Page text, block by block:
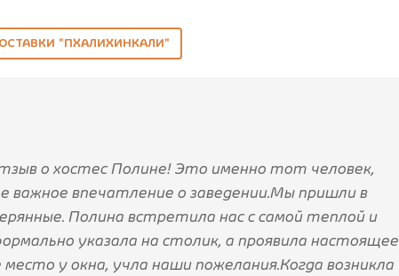
"ПХАЛИХИНКАЛИ"
о хостес Полине! Это именно тот человек,
важное впечатление о заведении.Мы пришли в
Полина встретила нас с самой теплой и
указала на столик, а проявила настоящее
у окна, учла наши пожелания.Когда возникла